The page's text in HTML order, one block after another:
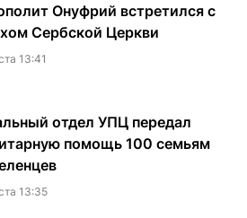
Онуфрий встретился с
Сербской Церкви
13:41
отдел УПЦ передал
помощь 100 семьям
13:35